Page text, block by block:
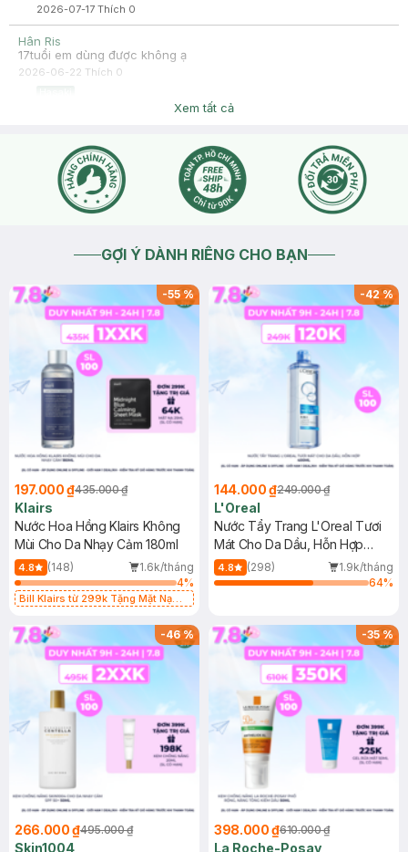
2026-07-17 Thích 0
Hân Ris
17tuổi em dùng được không ạ
2026-06-22 Thích 0
Chào bạn, sản phẩm bên mình khuyến khích sử dụng trên 18
Xem tất cả
GỢI Ý DÀNH RIÊNG CHO BẠN
-55%
197.000 ₫435.000 ₫
Klairs
Nước Hoa Hồng Klairs Không
Mùi Cho Da Nhạy Cảm 180ml
4.8 (148)
1.6k/tháng
4%
Bill Klairs từ 299k Tặng Mặt Nạ
25ml (SL Có Hạn)
-42%
144.000 ₫249.000 ₫
L'Oreal
Nước Tẩy Trang L'Oreal Tươi
Mát Cho Da Dầu, Hỗn Hợp
400ml
4.8 (298)
1.9k/tháng
64%
-46%
266.000 ₫495.000 ₫
Skin1004
-35%
398.000 ₫610.000 ₫
La Roche-Posay